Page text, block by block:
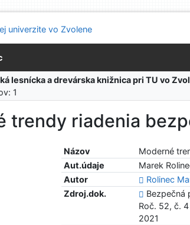
lesnícka a drevárska knižnica pri TU vo
1
trendy riadenia
Názov
Moderné
Aut.údaje
Marek
Autor
Rolinec
Zdroj.dok.
Bezpečná
Roč. 52, č.
2021